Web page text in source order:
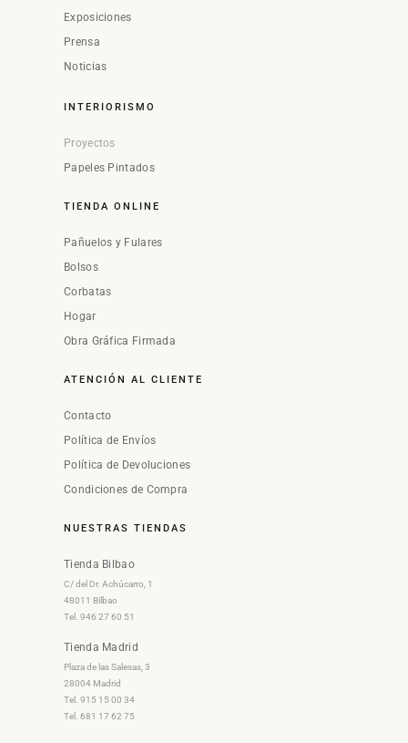
Exposiciones
Prensa
Noticias
INTERIORISMO
Proyectos
Papeles Pintados
TIENDA ONLINE
Pañuelos y Fulares
Bolsos
Corbatas
Hogar
Obra Gráfica Firmada
ATENCIÓN AL CLIENTE
Contacto
Política de Envíos
Política de Devoluciones
Condiciones de Compra
NUESTRAS TIENDAS
Tienda Bilbao
C/ del Dr. Achúcarro, 1
48011 Bilbao
Tel. 946 27 60 51
Tienda Madrid
Plaza de las Salesas, 3
28004 Madrid
Tel. 915 15 00 34
Tel. 681 17 62 75